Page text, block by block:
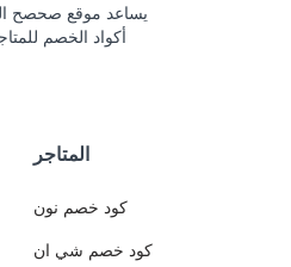
يساعد موقع صحصح
أكواد الخصم
المتاجر
كود خصم نون
كود خصم شي ان